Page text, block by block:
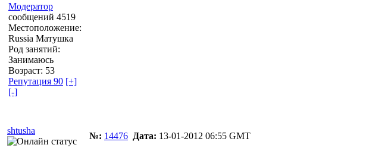
Модератор
сообщений 4519
Местоположение:
Russia Матушка
Род занятий:
Занимаюсь
Возраст: 53
Репутация 90 [+]
[-]
shtusha
№: 14476 Дата: 13-01-2012 06:55 GMT